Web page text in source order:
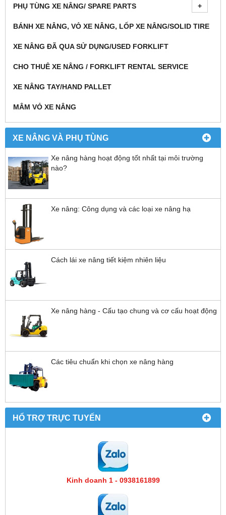
PHỤ TÙNG XE NÂNG/ SPARE PARTS
BÁNH XE NÂNG, VỎ XE NÂNG, LỐP XE NÂNG/SOLID TIRE
XE NÂNG ĐÃ QUA SỬ DỤNG/USED FORKLIFT
CHO THUÊ XE NÂNG / FORKLIFT RENTAL SERVICE
XE NÂNG TAY/HAND PALLET
MÂM VỎ XE NÂNG
XE NÂNG VÀ PHỤ TÙNG
Xe nâng hàng hoạt động tốt nhất tại môi trường
nào?
Xe nâng: Công dụng và các loại xe nâng hạ
Cách lái xe nâng tiết kiệm nhiên liệu
Xe nâng hàng - Cấu tạo chung và cơ cấu hoạt động
Các tiêu chuẩn khi chọn xe nâng hàng
HỔ TRỢ TRỰC TUYẾN
Kinh doanh 1 - 0938161899